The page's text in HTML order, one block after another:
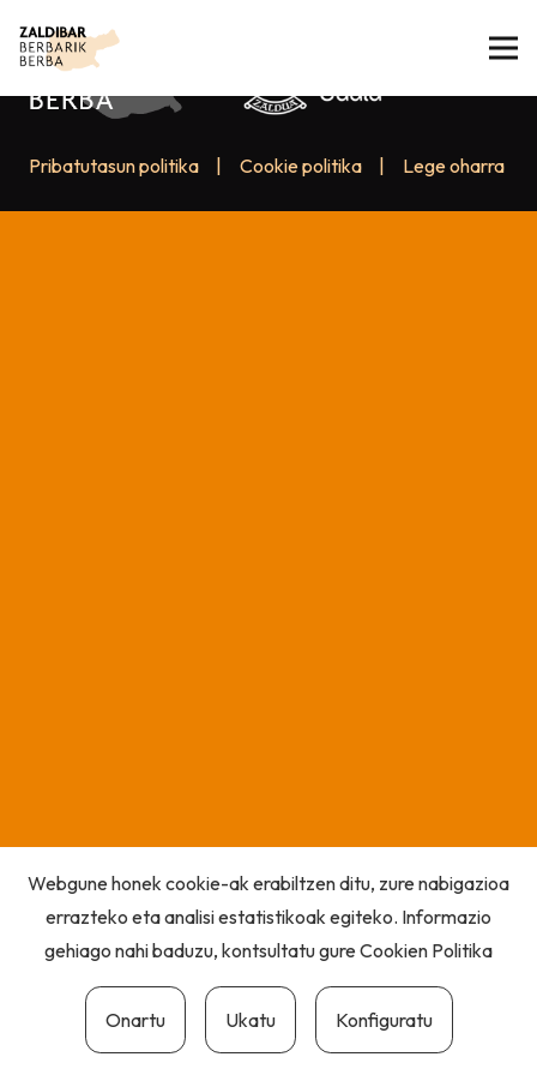
Pribatutasun politika Cookie politika Lege oharra
Webgune honek cookie-ak erabiltzen ditu, zure nabigazioa
errazteko eta analisi estatistikoak egiteko. Informazio
gehiago nahi baduzu, kontsultatu gureCookien Politika
Onartu Ukatu Konfiguratu